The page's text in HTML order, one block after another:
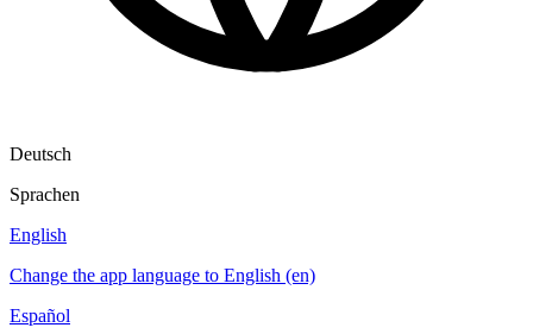
Deutsch
Sprachen
English
Change the app language to English (en)
Español